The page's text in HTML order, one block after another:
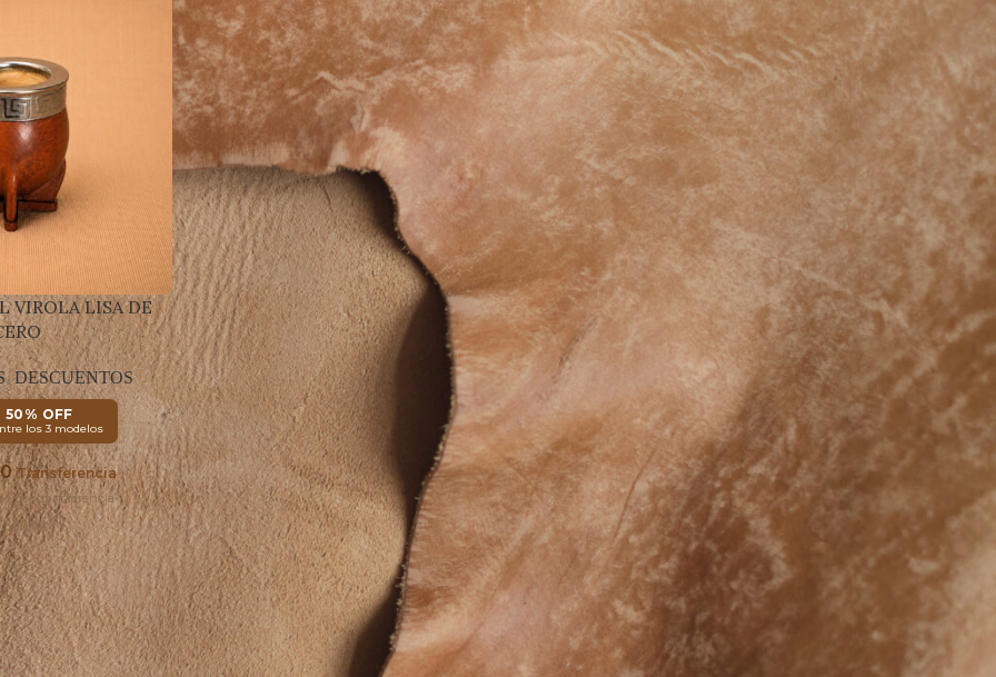
VIROLA LISA DE
,DESCUENTOS
50% OFF
los 3 modelos
Transferencia
por transferencia
Capibara Mendoza. Todos los derechos reservados.